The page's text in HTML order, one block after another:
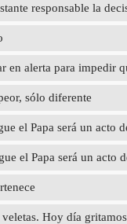
responsable la
en alerta para impedir
sólo diferente
el Papa será un acto
el Papa será un acto
veletas. Hoy día